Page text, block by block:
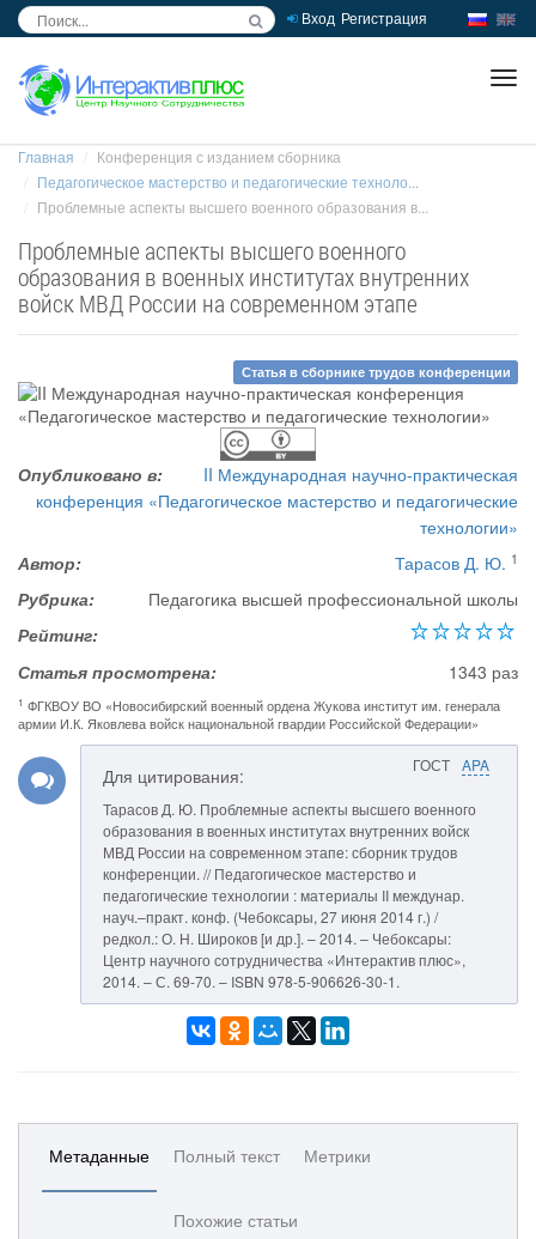
Вход Регистрация
Главная
Конференция с изданием сборника
Педагогическое мастерство и педагогические техноло...
Проблемные аспекты высшего военного образования в...
Проблемные аспекты высшего военного
образования в военных институтах внутренних
войск МВД России на современном этапе
Статья в сборнике трудов конференции
Опубликовано в:
II Международная научно-практическая
конференция «Педагогическое мастерство и педагогические
технологии»
Автор:
Тарасов Д. Ю. 1
Рубрика:
Педагогика высшей профессиональной школы
Рейтинг:
Статья просмотрена:
1343 раз
1 ФГКВОУ ВО «Новосибирский военный ордена Жукова институт им. генерала
армии И.К. Яковлева войск национальной гвардии Российской Федерации»
ГОСТ APA
Для цитирования:
Тарасов Д. Ю. Проблемные аспекты высшего военного
образования в военных институтах внутренних войск
МВД России на современном этапе: сборник трудов
конференции. // Педагогическое мастерство и
педагогические технологии : материалы II междунар.
науч.–практ. конф. (Чебоксары, 27 июня 2014 г.) /
редкол.: О. Н. Широков [и др.]. – 2014. – Чебоксары:
Центр научного сотрудничества «Интерактив плюс»,
2014. – С. 69-70. – ISBN 978-5-906626-30-1.
Метаданные Полный текст Метрики
Похожие статьи